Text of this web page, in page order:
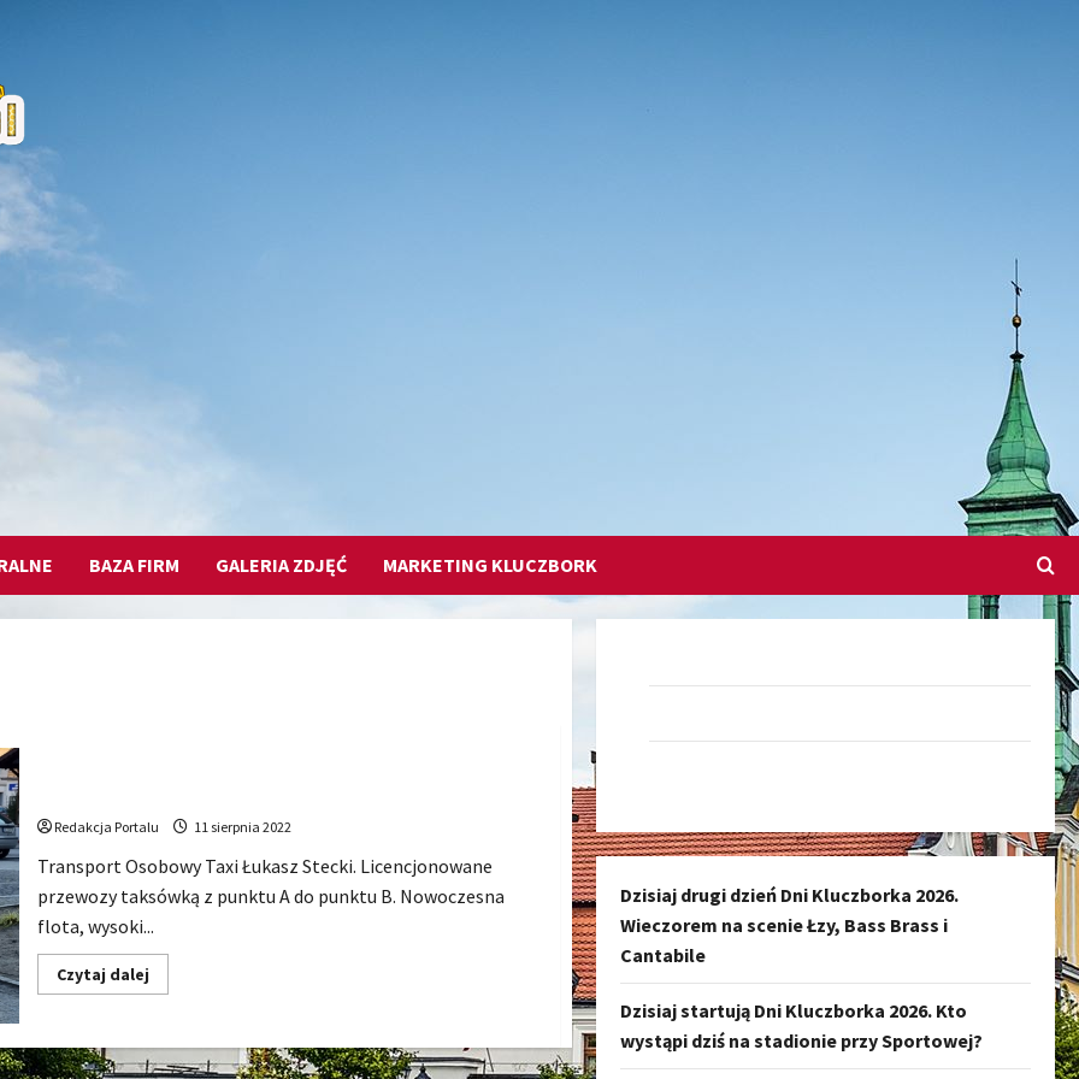
BAZA FIRM GALERIA ZDJĘĆ MARKETING KLUCZBORK
Redakcja Portalu 11 sierpnia 2022
Transport Osobowy Taxi Łukasz Stecki. Licencjonowane
przewozy taksówką z punktu A do punktu B. Nowoczesna
flota, wysoki...
Czytaj dalejDowiedz
się
Kluczbork
–
Dzisiaj drugi dzień Dni Kluczborka 2026.
Wieczorem na scenie Łzy, Bass Brass i
Cantabile
Dzisiaj startują Dni Kluczborka 2026. Kto
wystąpi dziś na stadionie przy Sportowej?